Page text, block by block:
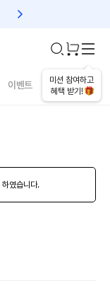
친구초대 1만원 리워드!
미션 참여하고
혜택 받기!
이벤트 건강매거진
하였습니다.